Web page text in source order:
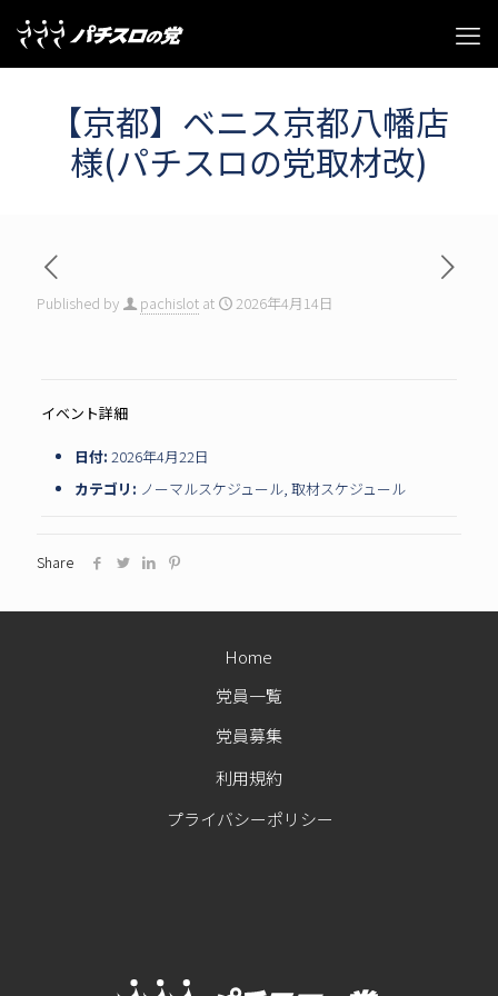
【京都】ベニス京都八幡店
様(パチスロの党取材改)
Published by pachislot at 2026年4月14日
イベント詳細
日付: 2026年4月22日
カテゴリ: ノーマルスケジュール, 取材スケジュール
Share
党員一覧
党員募集
利用規約
Home
プライバシーポリシー